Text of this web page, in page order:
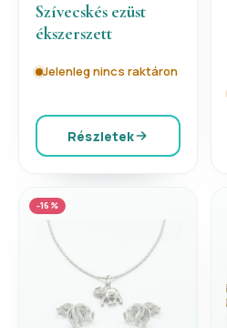
Szívecskés ezüst
ékszerszett
Jelenleg nincs raktáron
Részletek
-16%